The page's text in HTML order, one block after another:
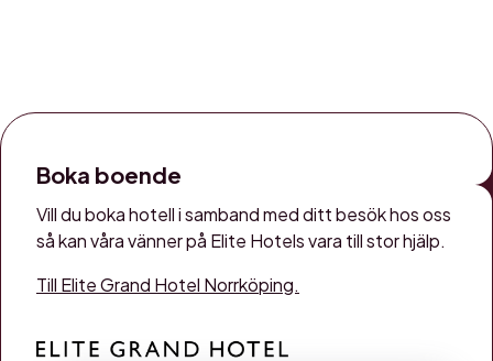
Boka boende
Vill du boka hotell i samband med ditt besök hos oss
så kan våra vänner på Elite Hotels vara till stor hjälp.
Till Elite Grand Hotel Norrköping.